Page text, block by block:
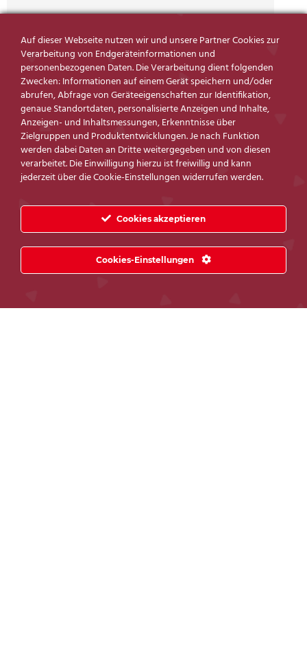
(#einzelblüten)
Auf dieser Webseite nutzen wir und unsere Partner Cookies zur
Verarbeitung von Endgeräteinformationen und
personenbezogenen Daten. Die Verarbeitung dient folgenden
Zwecken: Informationen auf einem Gerät speichern und/oder
abrufen, Abfrage von Geräteeigenschaften zur Identifikation,
genaue Standortdaten, personalisierte Anzeigen und Inhalte,
Anzeigen- und Inhaltsmessungen, Erkenntnisse über
Zielgruppen und Produktentwicklungen. Je nach Funktion
werden dabei Daten an Dritte weitergegeben und von diesen
verarbeitet. Die Einwilligung hierzu ist freiwillig und kann
jederzeit über die Cookie-Einstellungen widerrufen werden.
Cookies akzeptieren
Cookies-Einstellungen